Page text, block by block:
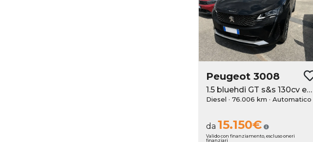
Peugeot 3008
1.5 bluehdi GT s&s 130cv eat8
Diesel · 76.006 km · Automatico
da 15.150€
Valido con finanziamento, escluso oneri
finanziari